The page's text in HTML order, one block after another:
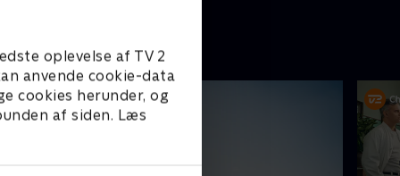
oplevelse af TV 2
anvende cookie-data
cookies herunder, og
af siden. Læs